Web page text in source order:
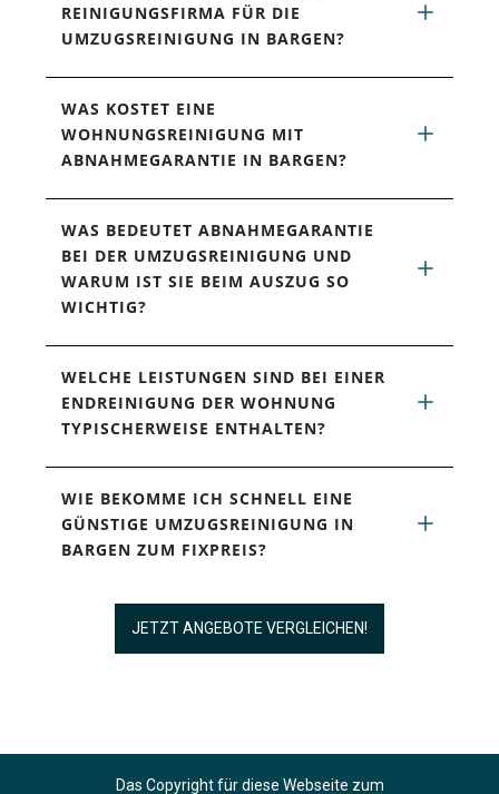
REINIGUNGSFIRMA FÜR DIE
UMZUGSREINIGUNG IN BARGEN?
WAS KOSTET EINE
WOHNUNGSREINIGUNG MIT
ABNAHMEGARANTIE IN BARGEN?
WAS BEDEUTET ABNAHMEGARANTIE
BEI DER UMZUGSREINIGUNG UND
WARUM IST SIE BEIM AUSZUG SO
WICHTIG?
WELCHE LEISTUNGEN SIND BEI EINER
ENDREINIGUNG DER WOHNUNG
TYPISCHERWEISE ENTHALTEN?
WIE BEKOMME ICH SCHNELL EINE
GÜNSTIGE UMZUGSREINIGUNG IN
BARGEN ZUM FIXPREIS?
JETZT ANGEBOTE VERGLEICHEN!
Das Copyright für diese Webseite zum